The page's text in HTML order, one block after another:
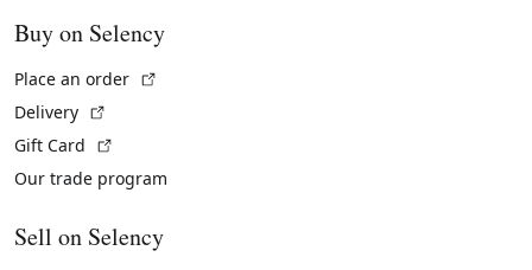
Buy on Selency
Place an order
Delivery
Gift Card
Our trade program
Sell on Selency